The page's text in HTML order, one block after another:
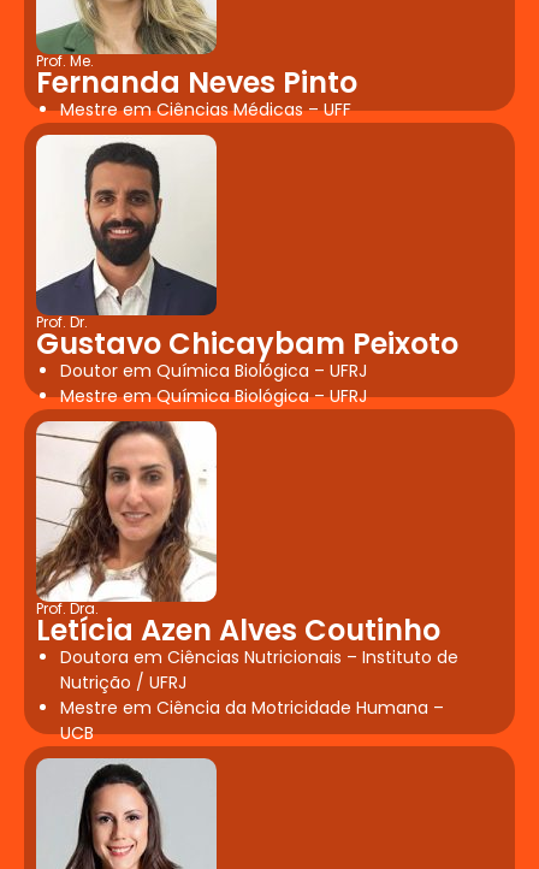
Prof. Me.
Fernanda Neves Pinto
Mestre em Ciências Médicas – UFF
Prof. Dr.
Gustavo Chicaybam Peixoto
Doutor em Química Biológica – UFRJ
Mestre em Química Biológica – UFRJ
Prof. Dra.
Letícia Azen Alves Coutinho
Doutora em Ciências Nutricionais – Instituto de
Nutrição / UFRJ
Mestre em Ciência da Motricidade Humana –
UCB